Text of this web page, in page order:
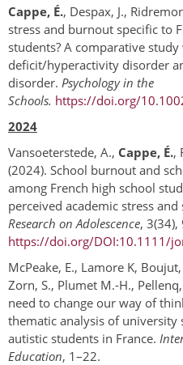
Cappe, É., Despax, J.,
stress and burnout specific to
students? A comparative
deficit/hyperactivity disorder
disorder. Psychology in the
Schools. https://doi.org/
2024
Vansoeterstede, A., Cappe, É.,
(2024). School burnout and
among French high school
perceived academic stress
Research on Adolescence, 3(34),
https://doi.org/DOI:10.1111/
McPeake, E., Lamore K,
Zorn, S., Plumet M.-H.,
need to change our way of
thematic analysis of university
autistic students in France.
Education, 1–22.